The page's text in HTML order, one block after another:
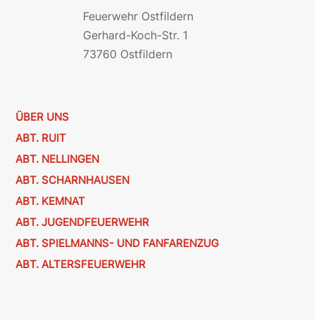
Feuerwehr Ostfildern
Gerhard-Koch-Str. 1
73760 Ostfildern
ÜBER UNS
ABT. RUIT
ABT. NELLINGEN
ABT. SCHARNHAUSEN
ABT. KEMNAT
ABT. JUGENDFEUERWEHR
ABT. SPIELMANNS- UND FANFARENZUG
ABT. ALTERSFEUERWEHR